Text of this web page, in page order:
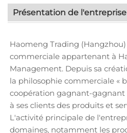
Présentation de l'entreprise
Haomeng Trading
commerciale appartenant à
Management. Depuis sa
la philosophie commerciale «
coopération gagnant-gagnant
à ses clients des produits et
L'activité principale de
domaines, notamment les